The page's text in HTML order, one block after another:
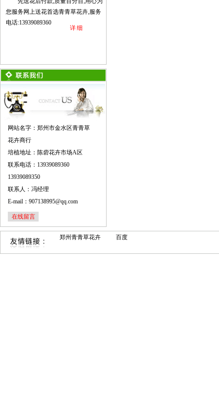
您服务网上送花首选青青草花卉,服务
电话:13939089360
详细
网站名字：郑州市金水区青青草
花卉商行
培植地址：陈砦花卉市场A区
联系电话：13939089360
13939089350
联系人：冯经理
E-mail：907138995@qq.com
在线留言
郑州青青草花卉 百度